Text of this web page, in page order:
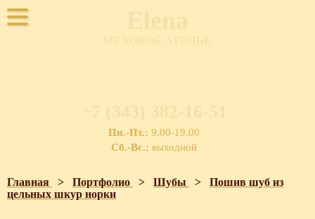
Пн.-Пт.: 9.00-19.00
Сб.-Вс.: выходной
Главная > Портфолио > Шубы > Пошив шуб из
цельных шкур норки